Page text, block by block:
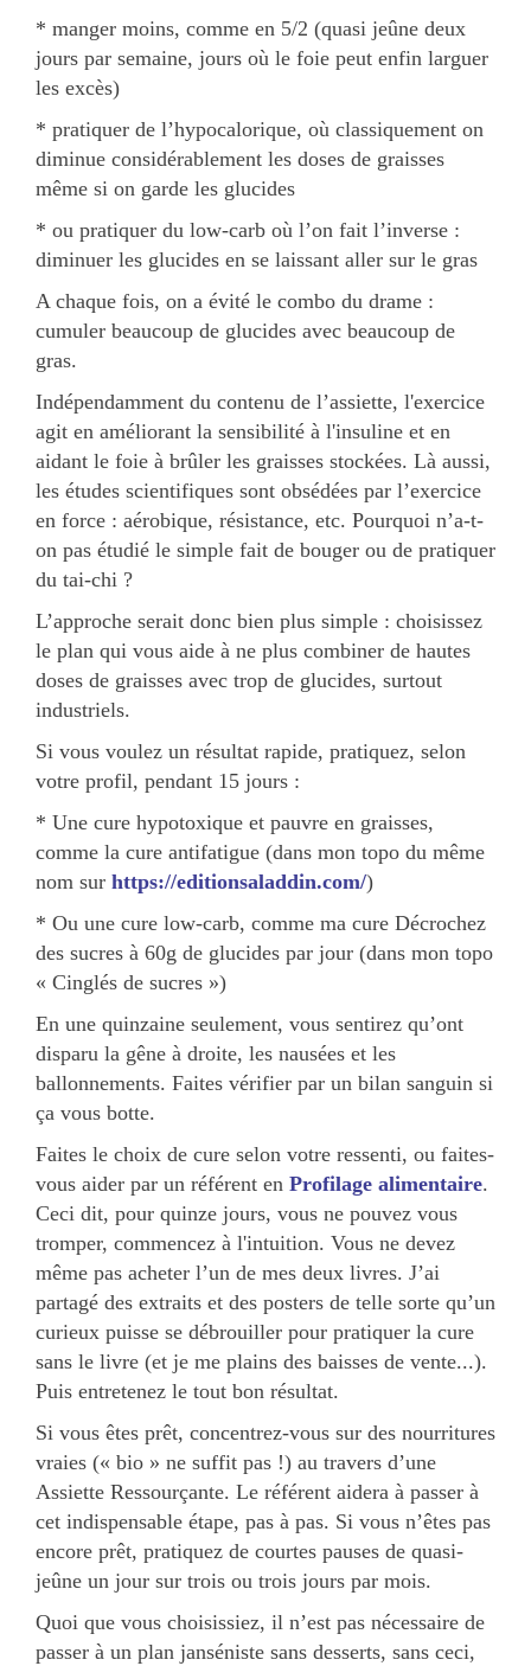
* manger moins, comme en 5/2 (quasi jeûne deux
jours par semaine, jours où le foie peut enfin larguer
les excès)
* pratiquer de l’hypocalorique, où classiquement on
diminue considérablement les doses de graisses
même si on garde les glucides
* ou pratiquer du low-carb où l’on fait l’inverse :
diminuer les glucides en se laissant aller sur le gras
A chaque fois, on a évité le combo du drame :
cumuler beaucoup de glucides avec beaucoup de
gras.
Indépendamment du contenu de l’assiette, l'exercice
agit en améliorant la sensibilité à l'insuline et en
aidant le foie à brûler les graisses stockées. Là aussi,
les études scientifiques sont obsédées par l’exercice
en force : aérobique, résistance, etc. Pourquoi n’a-t-
on pas étudié le simple fait de bouger ou de pratiquer
du tai-chi ?
L’approche serait donc bien plus simple : choisissez
le plan qui vous aide à ne plus combiner de hautes
doses de graisses avec trop de glucides, surtout
industriels.
Si vous voulez un résultat rapide, pratiquez, selon
votre profil, pendant 15 jours :
* Une cure hypotoxique et pauvre en graisses,
comme la cure antifatigue (dans mon topo du même
nom sur https://editionsaladdin.com/)
* Ou une cure low-carb, comme ma cure Décrochez
des sucres à 60g de glucides par jour (dans mon topo
« Cinglés de sucres »)
En une quinzaine seulement, vous sentirez qu’ont
disparu la gêne à droite, les nausées et les
ballonnements. Faites vérifier par un bilan sanguin si
ça vous botte.
Faites le choix de cure selon votre ressenti, ou faites-
vous aider par un référent en Profilage alimentaire.
Ceci dit, pour quinze jours, vous ne pouvez vous
tromper, commencez à l'intuition. Vous ne devez
même pas acheter l’un de mes deux livres. J’ai
partagé des extraits et des posters de telle sorte qu’un
curieux puisse se débrouiller pour pratiquer la cure
sans le livre (et je me plains des baisses de vente...).
Puis entretenez le tout bon résultat.
Si vous êtes prêt, concentrez-vous sur des nourritures
vraies (« bio » ne suffit pas !) au travers d’une
Assiette Ressourçante. Le référent aidera à passer à
cet indispensable étape, pas à pas. Si vous n’êtes pas
encore prêt, pratiquez de courtes pauses de quasi-
jeûne un jour sur trois ou trois jours par mois.
Quoi que vous choisissiez, il n’est pas nécessaire de
passer à un plan janséniste sans desserts, sans ceci,